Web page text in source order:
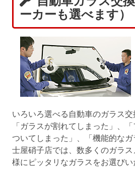
ーカーも選べます）
いろいろ選べる自動車のガラス交
「ガラスが割れてしまった」、
ついてしまった」、「機能的な
士屋硝子店では、数多くのガラ
様にピッタリなガラスをお選びい